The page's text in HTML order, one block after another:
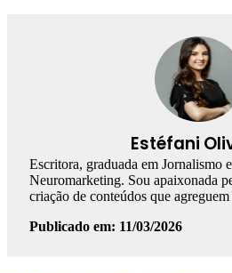
Estéfani
Escritora, graduada em Jornalismo
Neuromarketing. Sou apaixonada
criação de conteúdos que
Publicado em: 11/03/2026